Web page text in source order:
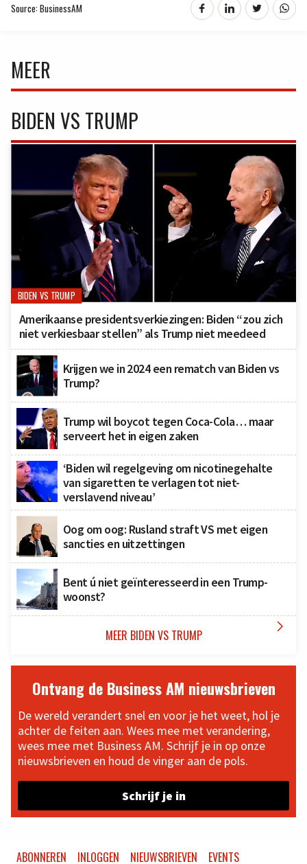
Source: BusinessAM
MEER
BIDEN VS TRUMP
BIDEN VS TRUMP
Amerikaanse presidentsverkiezingen: Biden “zou zich
niet verkiesbaar stellen” als Trump niet meedeed
Krijgen we in 2024 een rematch van Biden vs
Trump?
Trump wil boycot tegen Coca-Cola… maar
serveert het in eigen zaken
‘Biden wil regelgeving om nicotinegehalte
van sigaretten te verlagen tot niet-
verslavend niveau’
Oog om oog: Rusland straft VS met eigen
sancties en uitzettingen
Bent ú niet geïnteresseerd in een Trump-
woonst?
MEER BIDEN VS TRUMP 
Ontvang de Business AM nieuwsbrieven
De wereld verandert snel en voor je het weet, hol je
achter de feiten aan. Wees mee met verandering,
wees mee met Business AM. Schrijf je in op onze
nieuwsbrieven en houd de vinger aan de pols.
Schrijf je in
ABONNEREN INLOGGEN NIEUWSBRIEVEN
EVENTS